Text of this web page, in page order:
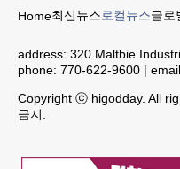
Home최신뉴스로컬뉴스글로
address: 320 Maltbie
phone: 770-622-9600 |
Copyright ⓒ higodday. All
금지.